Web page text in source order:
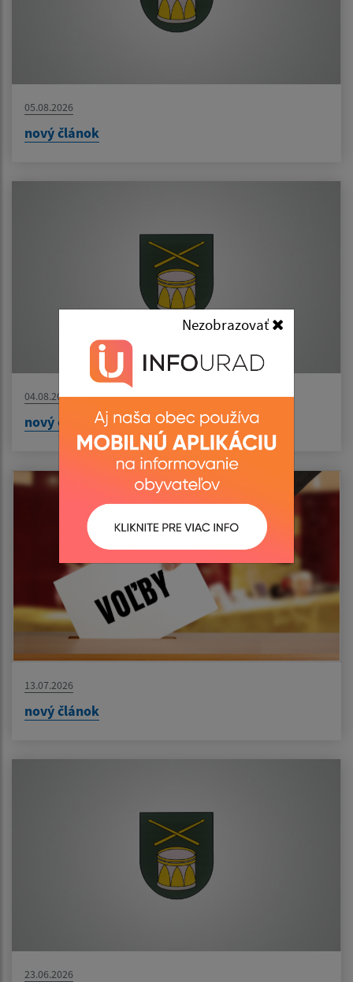
Nezobrazovať
05.08.2026
nový článok
04.08.2026
nový článok
13.07.2026
nový článok
23.06.2026